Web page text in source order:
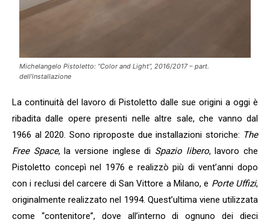
Michelangelo Pistoletto: “Color and Light”, 2016/2017 – part.
dell’installazione
La continuità del lavoro di Pistoletto dalle sue origini a oggi è
ribadita dalle opere presenti nelle altre sale, che vanno dal
1966 al 2020. Sono riproposte due installazioni storiche: The
Free Space, la versione inglese di Spazio libero, lavoro che
Pistoletto concepì nel 1976 e realizzò più di vent’anni dopo
con i reclusi del carcere di San Vittore a Milano, e Porte Uffizi,
originalmente realizzato nel 1994. Quest’ultima viene utilizzata
come “contenitore”, dove all’interno di ognuno dei dieci